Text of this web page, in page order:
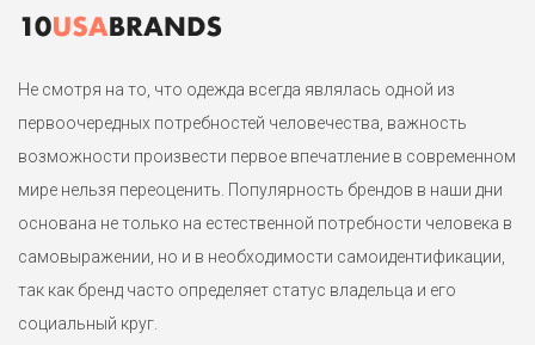
Не смотря на то, что одежда всегда являлась одной из
первоочередных потребностей человечества, важность
возможности произвести первое впечатление в современном
мире нельзя переоценить. Популярность брендов в наши дни
основана не только на естественной потребности человека в
самовыражении, но и в необходимости самоидентификации,
так как бренд часто определяет статус владельца и его
социальный круг.